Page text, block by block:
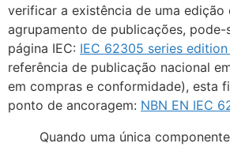
verificar a existência de uma edição
agrupamento de publicações, pode-
página IEC: IEC 62305 series edition
referência de publicação nacional
em compras e conformidade), esta
ponto de ancoragem: NBN EN IEC
Quando uma única